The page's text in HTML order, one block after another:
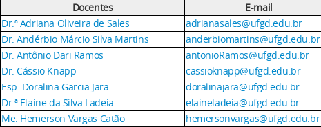
Docentes
E-mail
Dr.ª Adriana Oliveira de Sales
adrianasales@ufgd.edu.br
Dr. Andérbio Márcio Silva Martins
anderbiomartins@ufgd.edu.br
Dr. Antônio Dari Ramos
antonioRamos@ufgd.edu.br
Dr. Cássio Knapp
cassioknapp@ufgd.edu.br
Esp. Doralina Garcia Jara
doralinajara@ufgd.edu.br
Dr.ª Elaine da Silva Ladeia
elaineladeia@ufgd.edu.br
Me. Hemerson Vargas Catão
hemersonvargas@ufgd.edu.br